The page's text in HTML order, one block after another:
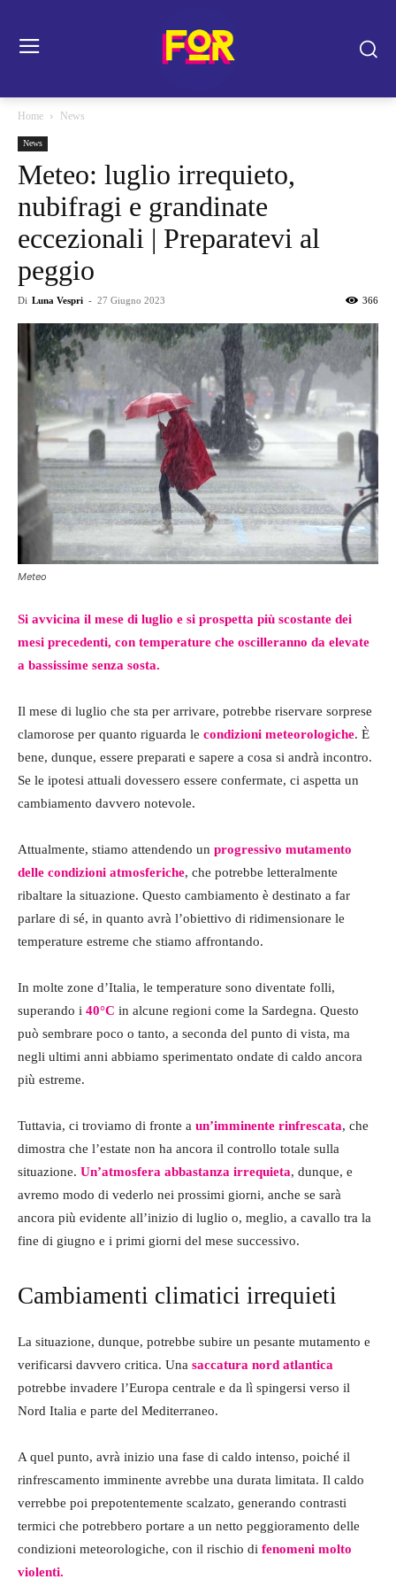
Home News
News
Meteo: luglio irrequieto,
nubifragi e grandinate
eccezionali | Preparatevi al
peggio
Di Luna Vespri - 27 Giugno 2023 366
Meteo
Si avvicina il mese di luglio e si prospetta più scostante dei
mesi precedenti, con temperature che oscilleranno da elevate
a bassissime senza sosta.
Il mese di luglio che sta per arrivare, potrebbe riservare sorprese
clamorose per quanto riguarda le condizioni meteorologiche. È
bene, dunque, essere preparati e sapere a cosa si andrà incontro.
Se le ipotesi attuali dovessero essere confermate, ci aspetta un
cambiamento davvero notevole.
Attualmente, stiamo attendendo un progressivo mutamento
delle condizioni atmosferiche, che potrebbe letteralmente
ribaltare la situazione. Questo cambiamento è destinato a far
parlare di sé, in quanto avrà l’obiettivo di ridimensionare le
temperature estreme che stiamo affrontando.
In molte zone d’Italia, le temperature sono diventate folli,
superando i 40°C in alcune regioni come la Sardegna. Questo
può sembrare poco o tanto, a seconda del punto di vista, ma
negli ultimi anni abbiamo sperimentato ondate di caldo ancora
più estreme.
Tuttavia, ci troviamo di fronte a un’imminente rinfrescata, che
dimostra che l’estate non ha ancora il controllo totale sulla
situazione. Un’atmosfera abbastanza irrequieta, dunque, e
avremo modo di vederlo nei prossimi giorni, anche se sarà
ancora più evidente all’inizio di luglio o, meglio, a cavallo tra la
fine di giugno e i primi giorni del mese successivo.
Cambiamenti climatici irrequieti
La situazione, dunque, potrebbe subire un pesante mutamento e
verificarsi davvero critica. Una saccatura nord atlantica
potrebbe invadere l’Europa centrale e da lì spingersi verso il
Nord Italia e parte del Mediterraneo.
A quel punto, avrà inizio una fase di caldo intenso, poiché il
rinfrescamento imminente avrebbe una durata limitata. Il caldo
verrebbe poi prepotentemente scalzato, generando contrasti
termici che potrebbero portare a un netto peggioramento delle
condizioni meteorologiche, con il rischio di fenomeni molto
violenti.